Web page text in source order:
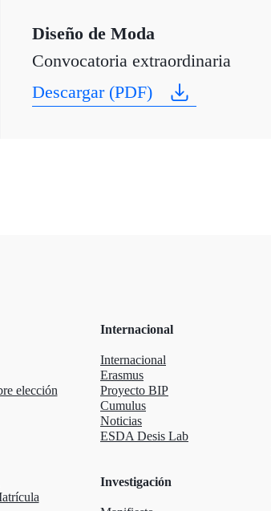
Diseño de Moda
Convocatoria extraordinaria
Descargar (PDF)
elección
Internacional
Internacional
Erasmus
Proyecto BIP
Cumulus
Noticias
ESDA Desis Lab
Investigación